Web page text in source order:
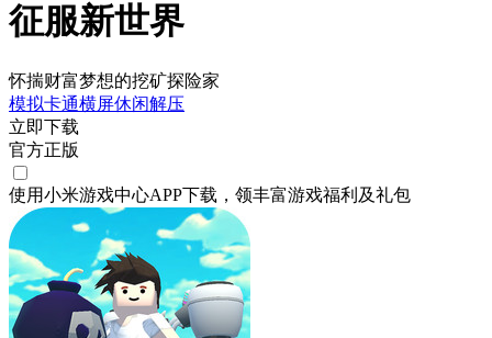
征服新世界
怀揣财富梦想的挖矿探险家
模拟卡通横屏休闲解压
立即下载
官方正版
使用小米游戏中心APP下载 ，领丰富游戏福利 及礼包